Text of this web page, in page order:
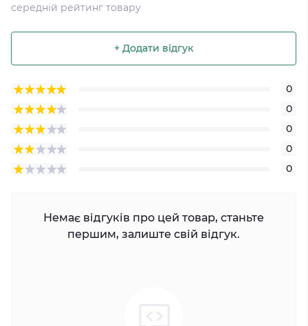
середній рейтинг товару
+ Додати відгук
0
0
0
0
0
Немає відгуків про цей товар, станьте
першим, залиште свій відгук.